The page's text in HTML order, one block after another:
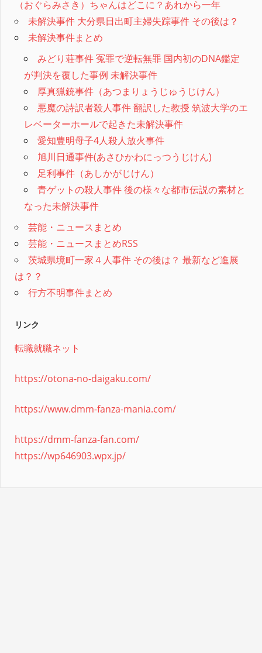
（おぐらみさき）ちゃんはどこに？あれから一年
未解決事件 大分県日出町主婦失踪事件 その後は？
未解決事件まとめ
みどり荘事件 冤罪で逆転無罪 国内初のDNA鑑定
が判決を覆した事例 未解決事件
厚真猟銃事件（あつまりょうじゅうじけん）
悪魔の詩訳者殺人事件 翻訳した教授 筑波大学のエ
レベーターホールで起きた未解決事件
愛知豊明母子4人殺人放火事件
旭川日通事件(あさひかわにっつうじけん)
足利事件（あしかがじけん）
青ゲットの殺人事件 後の様々な都市伝説の素材と
なった未解決事件
芸能・ニュースまとめ
芸能・ニュースまとめRSS
茨城県境町一家４人事件 その後は？ 最新など進展
は？？
行方不明事件まとめ
リンク
転職就職ネット
https://otona-no-daigaku.com/
https://www.dmm-fanza-mania.com/
https://dmm-fanza-fan.com/
https://wp646903.wpx.jp/